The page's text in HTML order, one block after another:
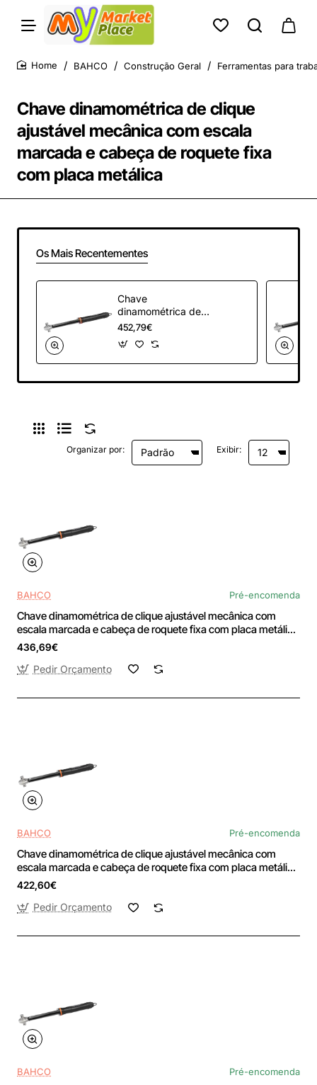
Chave dinamométrica de clique
ajustável mecânica com escala
marcada e cabeça de roquete fixa
com placa metálica
BAHCO Construção Geral Ferramentas para
Os Mais Recentementes
Chave
dinamométrica de
clique ajustável
mecânica com
escala marcada e
cabeça de roquete
452,79€
Organizar por: Exibir:
BAHCO Pré-encomenda
Chave dinamométrica de clique ajustável mecânica com
escala marcada e cabeça de roquete fixa com placa metálica
436,69€
Pedir Orçamento
BAHCO Pré-encomenda
Chave dinamométrica de clique ajustável mecânica com
escala marcada e cabeça de roquete fixa com placa metálica
422,60€
Pedir Orçamento
BAHCO Pré-encomenda